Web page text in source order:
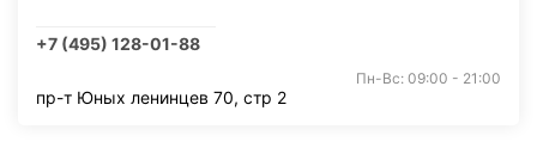
+7 (495) 128-01-88
Пн-Вс: 09:00 - 21:00
пр-т Юных ленинцев 70, стр 2